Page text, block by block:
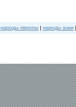
народы европы | народы азии